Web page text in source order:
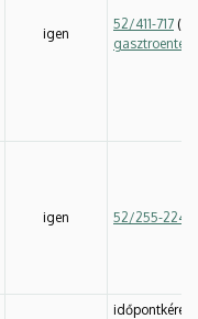
igen
52/411-717
igen 52/255-224
időpontkérés